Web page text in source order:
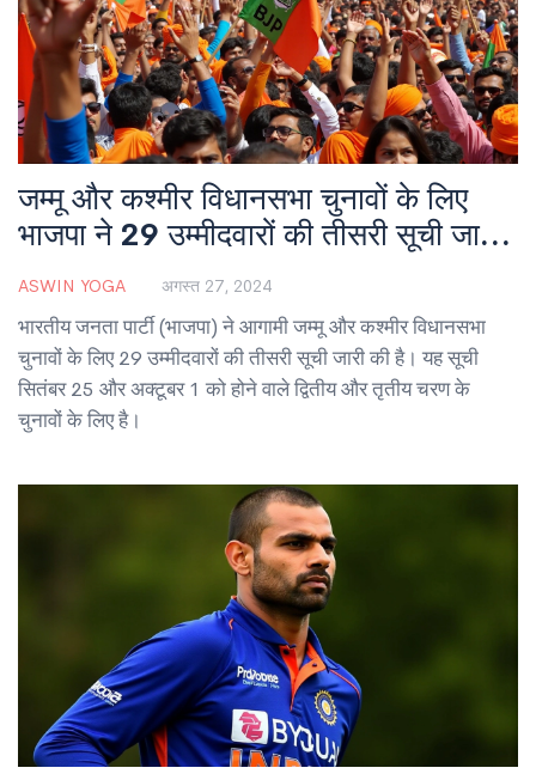
जम्मू और कश्मीर विधानसभा चुनावों के लिए
भाजपा ने 29 उम्मीदवारों की तीसरी सूची जारी
की
ASWIN YOGA अगस्त 27, 2024
भारतीय जनता पार्टी (भाजपा) ने आगामी जम्मू और कश्मीर विधानसभा
चुनावों के लिए 29 उम्मीदवारों की तीसरी सूची जारी की है। यह सूची
सितंबर 25 और अक्टूबर 1 को होने वाले द्वितीय और तृतीय चरण के
चुनावों के लिए है।